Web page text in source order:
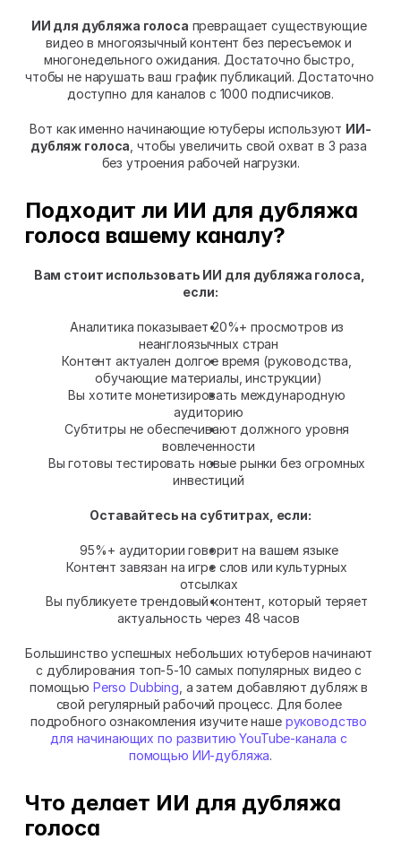
ИИ для дубляжа голоса превращает существующие
видео в многоязычный контент без пересъемок и
многонедельного ожидания. Достаточно быстро,
чтобы не нарушать ваш график публикаций. Достаточно
доступно для каналов с 1000 подписчиков.
Вот как именно начинающие ютуберы используют ИИ-
дубляж голоса , чтобы увеличить свой охват в 3 раза
без утроения рабочей нагрузки.
Подходит ли ИИ для дубляжа
голоса вашему каналу?
Вам стоит использовать ИИ для дубляжа голоса,
если:
Аналитика показывает 20%+ просмотров из
неанглоязычных стран
Контент актуален долгое время (руководства,
обучающие материалы, инструкции)
Вы хотите монетизировать международную
аудиторию
Субтитры не обеспечивают должного уровня
вовлеченности
Вы готовы тестировать новые рынки без огромных
инвестиций
Оставайтесь на субтитрах, если:
95%+ аудитории говорит на вашем языке
Контент завязан на игре слов или культурных
отсылках
Вы публикуете трендовый контент, который теряет
актуальность через 48 часов
Большинство успешных небольших ютуберов начинают
с дублирования топ-5-10 самых популярных видео с
помощью Perso Dubbing , а затем добавляют дубляж в
свой регулярный рабочий процесс. Для более
подробного ознакомления изучите наше руководство
для начинающих по развитию YouTube-канала с
помощью ИИ-дубляжа.
Что делает ИИ для дубляжа
голоса